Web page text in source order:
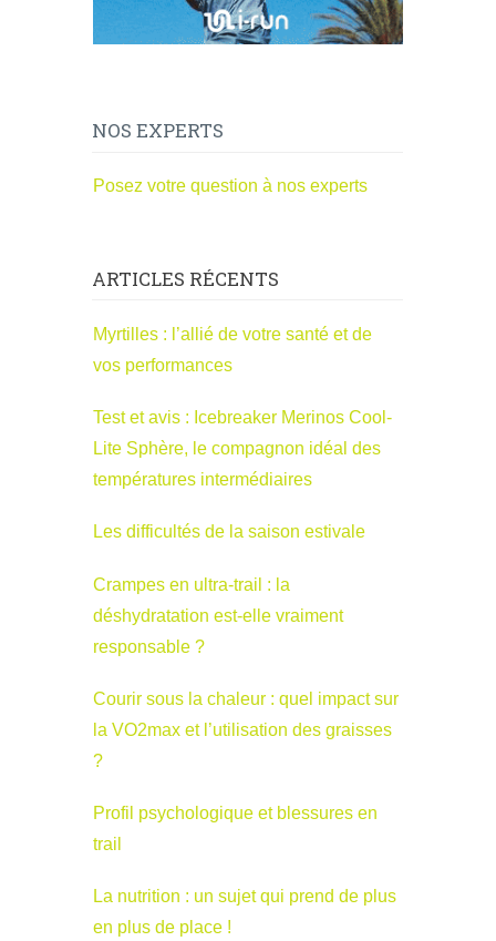
NOS EXPERTS
Posez votre question à nos experts
ARTICLES RÉCENTS
Myrtilles : l’allié de votre santé et de
vos performances
Test et avis : Icebreaker Merinos Cool-
Lite Sphère, le compagnon idéal des
températures intermédiaires
Les difficultés de la saison estivale
Crampes en ultra-trail : la
déshydratation est-elle vraiment
responsable ?
Courir sous la chaleur : quel impact sur
la VO2max et l’utilisation des graisses
?
Profil psychologique et blessures en
trail
La nutrition : un sujet qui prend de plus
en plus de place !